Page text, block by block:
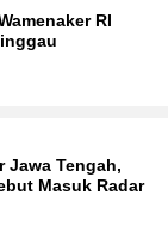
RI
Jawa Tengah,
Masuk Radar